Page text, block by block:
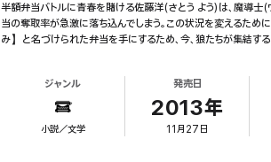
半額弁当バトルに青春を賭ける佐藤洋(さとう よう)は、魔導
当の奪取率が急激に落ち込んでしまう。この状況を変えるた
み】と名づけられた弁当を手にするため、今、狼たちが集結す
ジャンル
小説／文学
発売日
2013年
11月27日